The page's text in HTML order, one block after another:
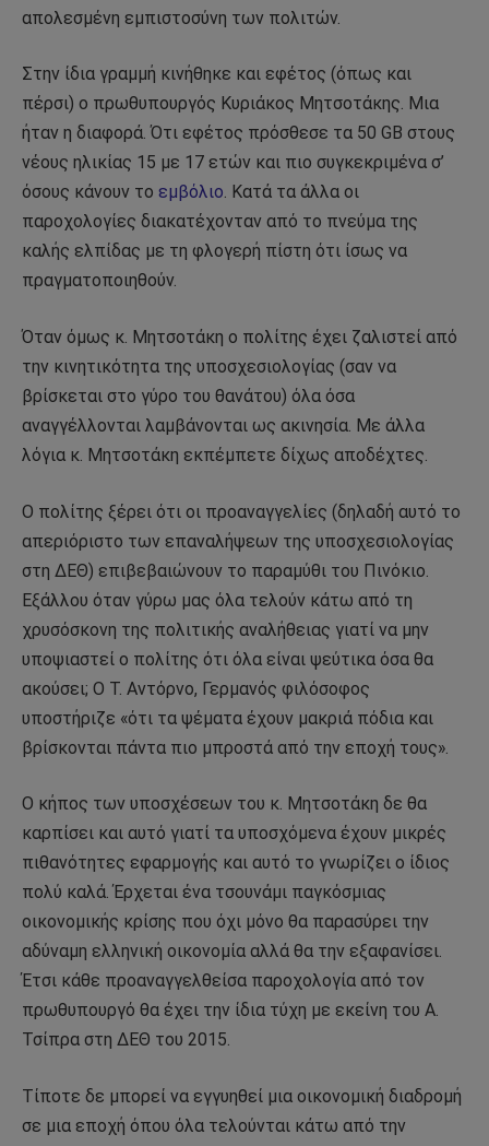
απολεσμένη εμπιστοσύνη των πολιτών.
Στην ίδια γραμμή κινήθηκε και εφέτος (όπως και
πέρσι) ο πρωθυπουργός Κυριάκος Μητσοτάκης. Μια
ήταν η διαφορά. Ότι εφέτος πρόσθεσε τα 50 GB στους
νέους ηλικίας 15 με 17 ετών και πιο συγκεκριμένα σ’
όσους κάνουν το εμβόλιο. Κατά τα άλλα οι
παροχολογίες διακατέχονταν από το πνεύμα της
καλής ελπίδας με τη φλογερή πίστη ότι ίσως να
πραγματοποιηθούν.
Όταν όμως κ. Μητσοτάκη ο πολίτης έχει ζαλιστεί από
την κινητικότητα της υποσχεσιολογίας (σαν να
βρίσκεται στο γύρο του θανάτου) όλα όσα
αναγγέλλονται λαμβάνονται ως ακινησία. Με άλλα
λόγια κ. Μητσοτάκη εκπέμπετε δίχως αποδέχτες.
Ο πολίτης ξέρει ότι οι προαναγγελίες (δηλαδή αυτό το
απεριόριστο των επαναλήψεων της υποσχεσιολογίας
στη ΔΕΘ) επιβεβαιώνουν το παραμύθι του Πινόκιο.
Εξάλλου όταν γύρω μας όλα τελούν κάτω από τη
χρυσόσκονη της πολιτικής αναλήθειας γιατί να μην
υποψιαστεί ο πολίτης ότι όλα είναι ψεύτικα όσα θα
ακούσει; Ο Τ. Αντόρνο, Γερμανός φιλόσοφος
υποστήριζε «ότι τα ψέματα έχουν μακριά πόδια και
βρίσκονται πάντα πιο μπροστά από την εποχή τους».
Ο κήπος των υποσχέσεων του κ. Μητσοτάκη δε θα
καρπίσει και αυτό γιατί τα υποσχόμενα έχουν μικρές
πιθανότητες εφαρμογής και αυτό το γνωρίζει ο ίδιος
πολύ καλά. Έρχεται ένα τσουνάμι παγκόσμιας
οικονομικής κρίσης που όχι μόνο θα παρασύρει την
αδύναμη ελληνική οικονομία αλλά θα την εξαφανίσει.
Έτσι κάθε προαναγγελθείσα παροχολογία από τον
πρωθυπουργό θα έχει την ίδια τύχη με εκείνη του Α.
Τσίπρα στη ΔΕΘ του 2015.
Τίποτε δε μπορεί να εγγυηθεί μια οικονομική διαδρομή
σε μια εποχή όπου όλα τελούνται κάτω από την